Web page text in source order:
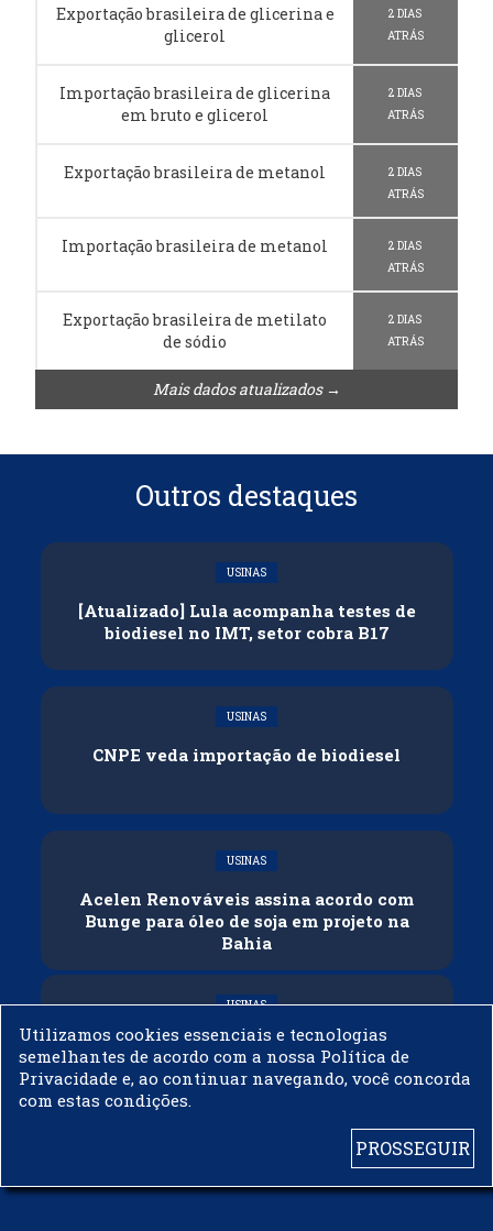
Exportação brasileira de glicerina e
glicerol
2 DIAS
ATRÁS
Importação brasileira de glicerina
em bruto e glicerol
2 DIAS
ATRÁS
Exportação brasileira de metanol
2 DIAS
ATRÁS
Importação brasileira de metanol
2 DIAS
ATRÁS
Exportação brasileira de metilato
de sódio
2 DIAS
ATRÁS
Mais dados atualizados →
Outros destaques
USINAS
[Atualizado] Lula acompanha testes de
biodiesel no IMT, setor cobra B17
USINAS
CNPE veda importação de biodiesel
USINAS
Acelen Renováveis assina acordo com
Bunge para óleo de soja em projeto na
Bahia
USINAS
Conflitos e veto russo às exportações
ameaçam oferta global de diesel
Utilizamos cookies essenciais e tecnologias
semelhantes de acordo com a nossa Política de
Privacidade e, ao continuar navegando, você concorda
com estas condições.
PROSSEGUIR